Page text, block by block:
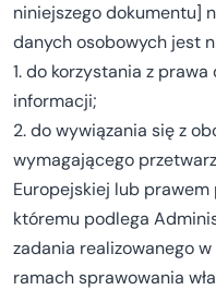
niniejszego dokumentu]
danych osobowych jest
1. do korzystania z
informacji;
2. do wywiązania się z
wymagającego
Europejskiej lub prawem
któremu podlega
zadania realizowanego
ramach sprawowania